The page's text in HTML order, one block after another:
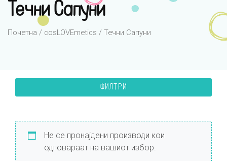
Течни Сапуни
Почетна / cosLOVEmetics / Течни Сапуни
ФИЛТРИ
Не се пронајдени производи кои
одговараат на вашиот избор.